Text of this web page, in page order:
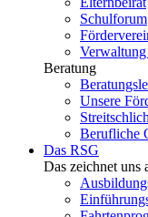
Schulforum
Beratung
Unsere
Berufliche
Das RSG
Das zeichnet uns